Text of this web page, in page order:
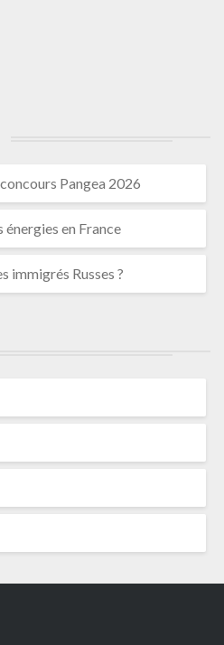
Pangea 2026
énergies en France
immigrés Russes ?